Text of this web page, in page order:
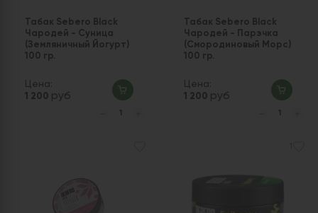
Табак Sebero Black
Чародей - Суница
(Земляничный Йогурт)
100 гр.
Цена:
1 200 руб
Табак Sebero Black
Чародей - Парэчка
(Смородиновый Морс)
100 гр.
Цена:
1 200 руб